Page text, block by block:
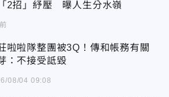
2招」紓壓 曝人生分水嶺
啦啦隊整團被3Q！傳和帳務有關
：不接受詆毀
08/04 09:08